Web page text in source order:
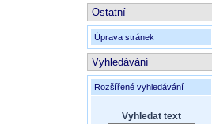
Ostatní
Úprava stránek
Vyhledávání
Rozšířené vyhledávání
Vyhledat text